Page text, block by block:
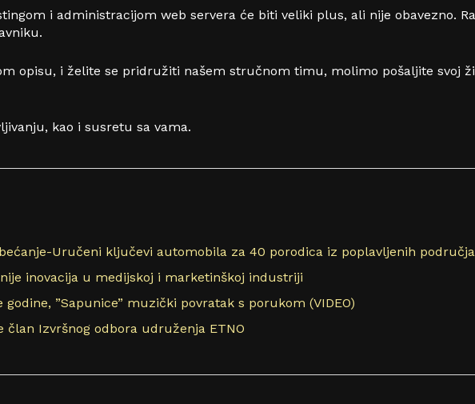
i administracijom web servera će biti veliki plus, ali nije obavezno.
opisu, i želite se pridružiti našem stručnom timu, molimo pošaljite svoj
kao i susretu sa vama.
Uručeni ključevi automobila za 40 porodica iz poplavljenih područja
inovacija u medijskoj i marketinškoj industriji
godine, ”Sapunice” muzički povratak s porukom (VIDEO)
član Izvršnog odbora udruženja ETNO